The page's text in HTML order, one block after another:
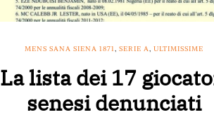
MENS SANA SIENA 1871 ,SERIE A ,ULTIMISSIME
La lista dei 17
senesi denunciati